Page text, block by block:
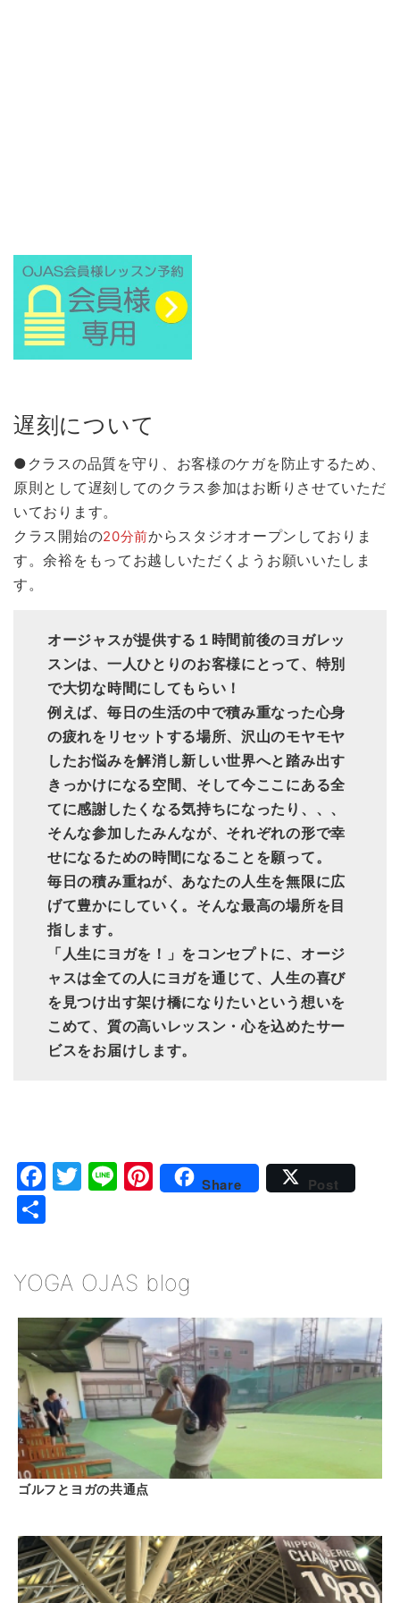
遅刻について
●クラスの品質を守り、お客様のケガを防止するため、
原則として遅刻してのクラス参加はお断りさせていただ
いております。
クラス開始の20分前からスタジオオープンしておりま
す。余裕をもってお越しいただくようお願いいたしま
す。
オージャスが提供する１時間前後のヨガレッ
スンは、一人ひとりのお客様にとって、特別
で大切な時間にしてもらい！
例えば、毎日の生活の中で積み重なった心身
の疲れをリセットする場所、沢山のモヤモヤ
したお悩みを解消し新しい世界へと踏み出す
きっかけになる空間、そして今ここにある全
てに感謝したくなる気持ちになったり、、、
そんな参加したみんなが、それぞれの形で幸
せになるための時間になることを願って。
毎日の積み重ねが、あなたの人生を無限に広
げて豊かにしていく。そんな最高の場所を目
指します。
「人生にヨガを！」をコンセプトに、オージ
ャスは全ての人にヨガを通じて、人生の喜び
を見つけ出す架け橋になりたいという想いを
こめて、質の高いレッスン・心を込めたサー
ビスをお届けします。
Facebook
TwitterLine PinterestShare Post
YOGA OJAS blog
ゴルフとヨガの共通点